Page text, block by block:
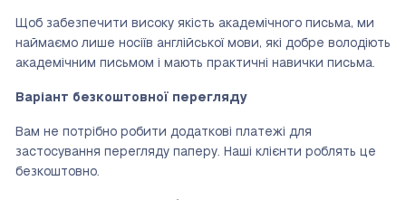
Щоб забезпечити високу якість академічного письма, ми
наймаємо лише носіїв англійської мови, які добре володіють
академічним письмом і мають практичні навички письма.
Варіант безкоштовної перегляду
Вам не потрібно робити додаткові платежі для
застосування перегляду паперу. Наші клієнти роблять це
безкоштовно.